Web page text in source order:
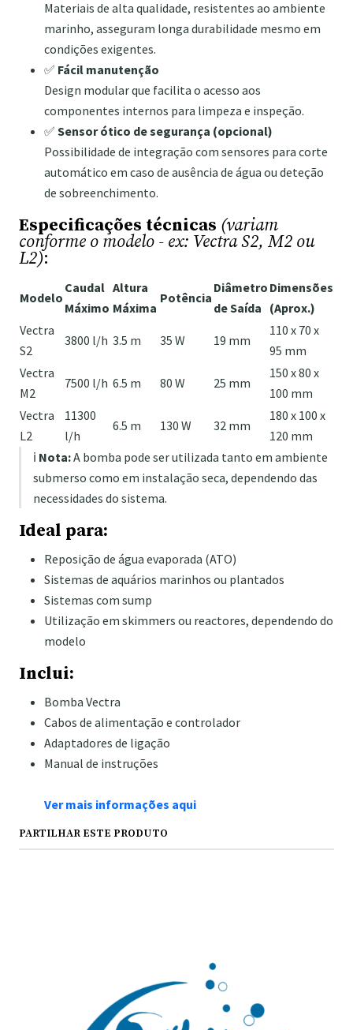
Materiais de alta qualidade, resistentes ao ambiente
marinho, asseguram longa durabilidade mesmo em
condições exigentes.
✅ Fácil manutenção
Design modular que facilita o acesso aos
componentes internos para limpeza e inspeção.
✅ Sensor ótico de segurança (opcional)
Possibilidade de integração com sensores para corte
automático em caso de ausência de água ou deteção
de sobreenchimento.
Especificações técnicas (variam
conforme o modelo - ex: Vectra S2, M2 ou
L2):
Modelo
Caudal
Máximo
Altura
Máxima
Potência
Diâmetro
de Saída
Dimensões
(Aprox.)
Vectra
S2
3800 l/h 3.5 m 35 W 19 mm
110 x 70 x
95 mm
Vectra
M2
7500 l/h 6.5 m 80 W 25 mm
150 x 80 x
100 mm
Vectra
L2
11300
l/h
6.5 m 130 W 32 mm
180 x 100 x
120 mm
ℹ️ Nota:A bomba pode ser utilizada tanto em ambiente
submerso como em instalação seca, dependendo das
necessidades do sistema.
Ideal para:
Reposição de água evaporada (ATO)
Sistemas de aquários marinhos ou plantados
Sistemas com sump
Utilização em skimmers ou reactores, dependendo do
modelo
Inclui:
Bomba Vectra
Cabos de alimentação e controlador
Adaptadores de ligação
Manual de instruções
Ver mais informações aqui
PARTILHAR ESTE PRODUTO